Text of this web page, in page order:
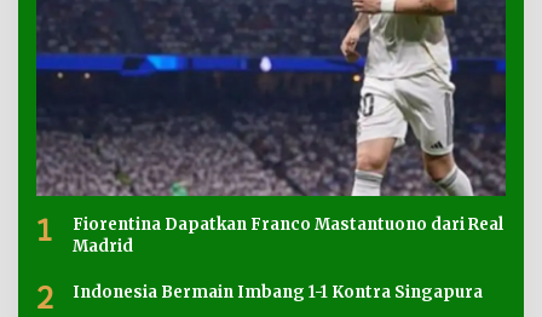
1
Fiorentina Dapatkan Franco Mastantuono dari Real
Madrid
2 Indonesia Bermain Imbang 1-1 Kontra Singapura